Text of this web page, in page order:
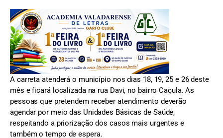
A carreta atenderá o município nos dias 18, 19, 25 e 26 deste
mês e ficará localizada na rua Davi, no bairro Caçula. As
pessoas que pretendem receber atendimento deverão
agendar por meio das Unidades Básicas de Saúde,
respeitando a priorização dos casos mais urgentes e
também o tempo de espera.